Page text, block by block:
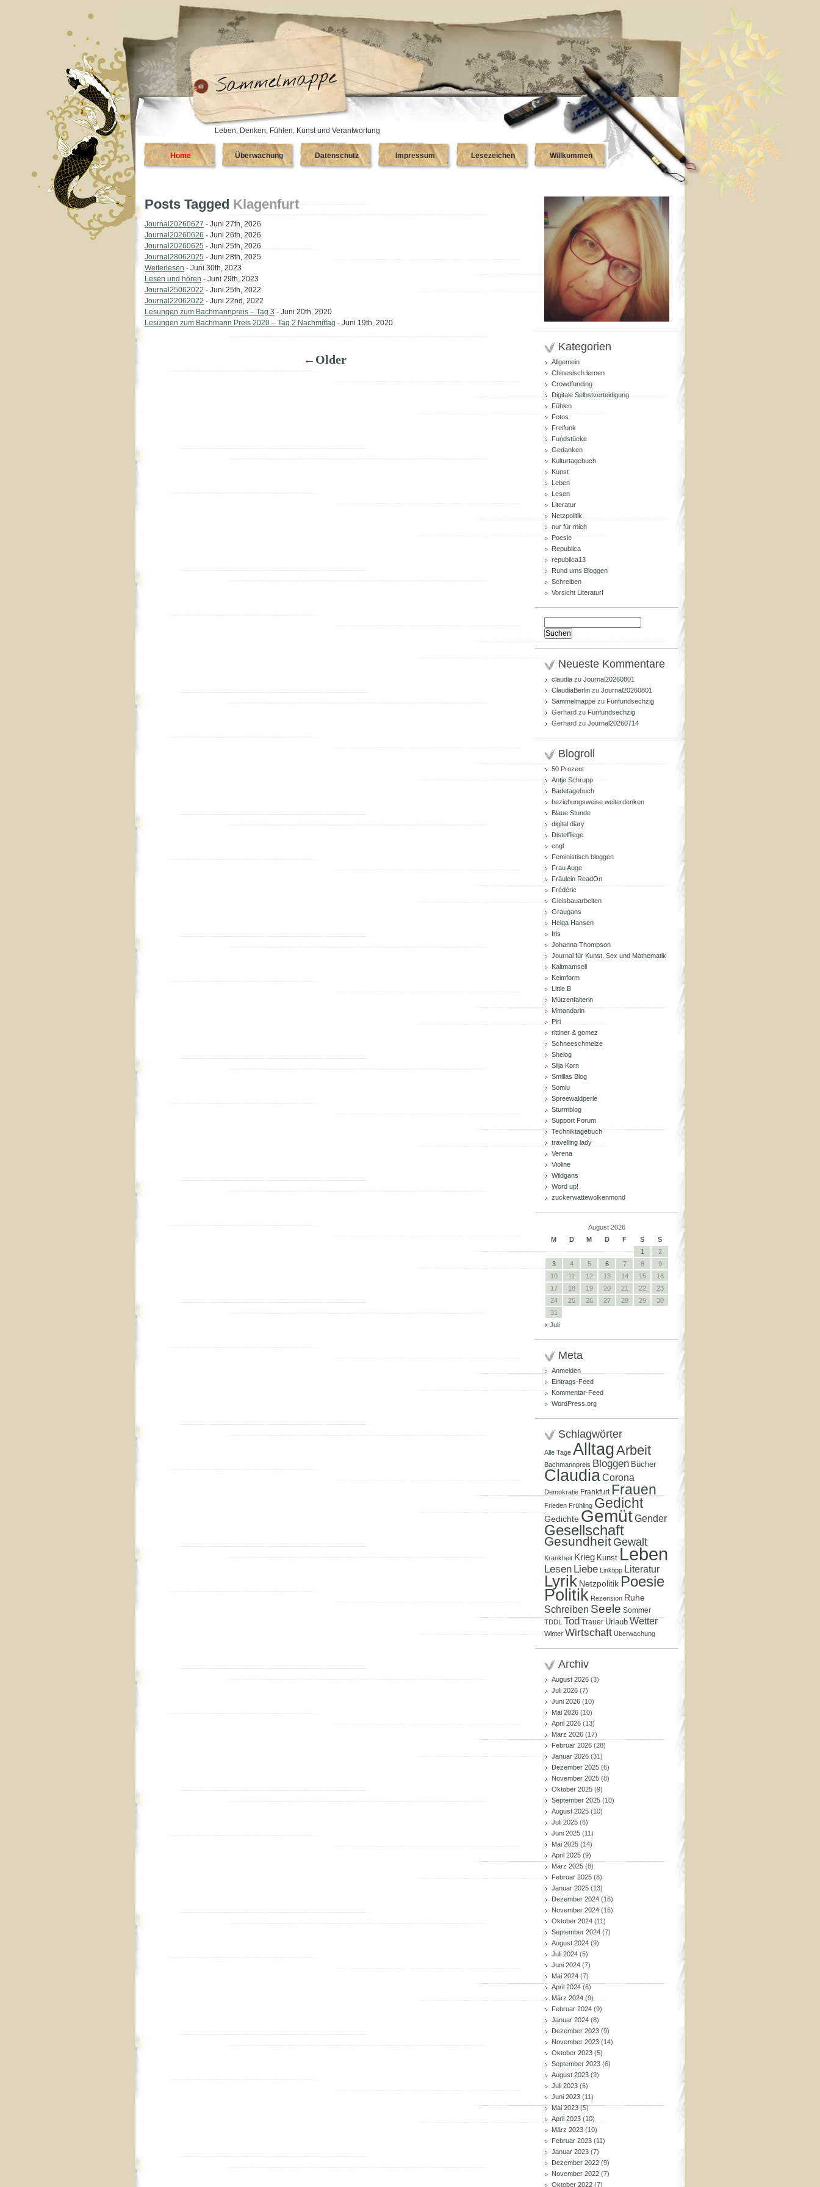
Leben, Denken, Fühlen, Kunst und Verantwortung
Home Überwachung Datenschutz Impressum Lesezeichen Willkommen
Posts Tagged Klagenfurt
Journal20260627 - Juni 27th, 2026
Journal20260626 - Juni 26th, 2026
Journal20260625 - Juni 25th, 2026
Journal28062025 - Juni 28th, 2025
Weiterlesen - Juni 30th, 2023
Lesen und hören - Juni 29th, 2023
Journal25062022 - Juni 25th, 2022
Journal22062022 - Juni 22nd, 2022
Lesungen zum Bachmannpreis – Tag 3 - Juni 20th, 2020
Lesungen zum Bachmann Preis 2020 – Tag 2 Nachmittag - Juni 19th, 2020
←Older
Kategorien
Allgemein
Chinesisch lernen
Crowdfunding
Digitale Selbstverteidigung
Fühlen
Fotos
Freifunk
Fundstücke
Gedanken
Kulturtagebuch
Kunst
Leben
Lesen
Literatur
Netzpolitik
nur für mich
Poesie
Republica
republica13
Rund ums Bloggen
Schreiben
Vorsicht Literatur!
nach:
Neueste Kommentare
claudia zu Journal20260801
ClaudiaBerlin zu Journal20260801
Sammelmappe zu Fünfundsechzig
Gerhard zu Fünfundsechzig
Gerhard zu Journal20260714
Blogroll
50 Prozent
Antje Schrupp
Badetagebuch
beziehungsweise weiterdenken
Blaue Stunde
digital diary
Distelfliege
engl
Feministisch bloggen
Frau Auge
Fräulein ReadOn
Frédéric
Gleisbauarbeiten
Graugans
Helga Hansen
Iris
Johanna Thompson
Journal für Kunst, Sex und Mathematik
Kaltmamsell
Keimform
Little B
Mützenfalterin
Mmandarin
Piri
rittiner & gomez
Schneeschmelze
Shelog
Silja Korn
Smillas Blog
Somlu
Spreewaldperle
Sturmblog
Support Forum
Techniktagebuch
travelling lady
Verena
Violine
Wildgans
Word up!
zuckerwattewolkenmond
August 2026
M
D M D F S
S
1
2
3
4 5 6 7 8
9
10
11 12 13 14 15
16
17
18 19 20 21 22
23
24
25 26 27 28 29
30
31
« Juli
Meta
Anmelden
Eintrags-Feed
Kommentar-Feed
WordPress.org
Schlagwörter
Alle Tage AlltagArbeit
Bachmannpreis Bloggen Bücher
ClaudiaCorona
Demokratie Frankfurt Frauen
Frieden Frühling Gedicht
Gedichte GemütGender
Gesellschaft
Gesundheit Gewalt
Krankheit Krieg Kunst Leben
Lesen Liebe Linktipp Literatur
Lyrik Netzpolitik Poesie
Politik Rezension Ruhe
Schreiben Seele Sommer
TDDL Tod Trauer Urlaub Wetter
Winter Wirtschaft Überwachung
Archiv
August 2026 (3)
Juli 2026 (7)
Juni 2026 (10)
Mai 2026 (10)
April 2026 (13)
März 2026 (17)
Februar 2026 (28)
Januar 2026 (31)
Dezember 2025 (6)
November 2025 (8)
Oktober 2025 (9)
September 2025 (10)
August 2025 (10)
Juli 2025 (6)
Juni 2025 (11)
Mai 2025 (14)
April 2025 (9)
März 2025 (8)
Februar 2025 (8)
Januar 2025 (13)
Dezember 2024 (16)
November 2024 (16)
Oktober 2024 (11)
September 2024 (7)
August 2024 (9)
Juli 2024 (5)
Juni 2024 (7)
Mai 2024 (7)
April 2024 (6)
März 2024 (9)
Februar 2024 (9)
Januar 2024 (8)
Dezember 2023 (9)
November 2023 (14)
Oktober 2023 (5)
September 2023 (6)
August 2023 (9)
Juli 2023 (6)
Juni 2023 (11)
Mai 2023(5)
April 2023 (10)
März 2023 (10)
Februar 2023 (11)
Januar 2023 (7)
Dezember 2022 (9)
November 2022 (7)
Oktober 2022 (7)